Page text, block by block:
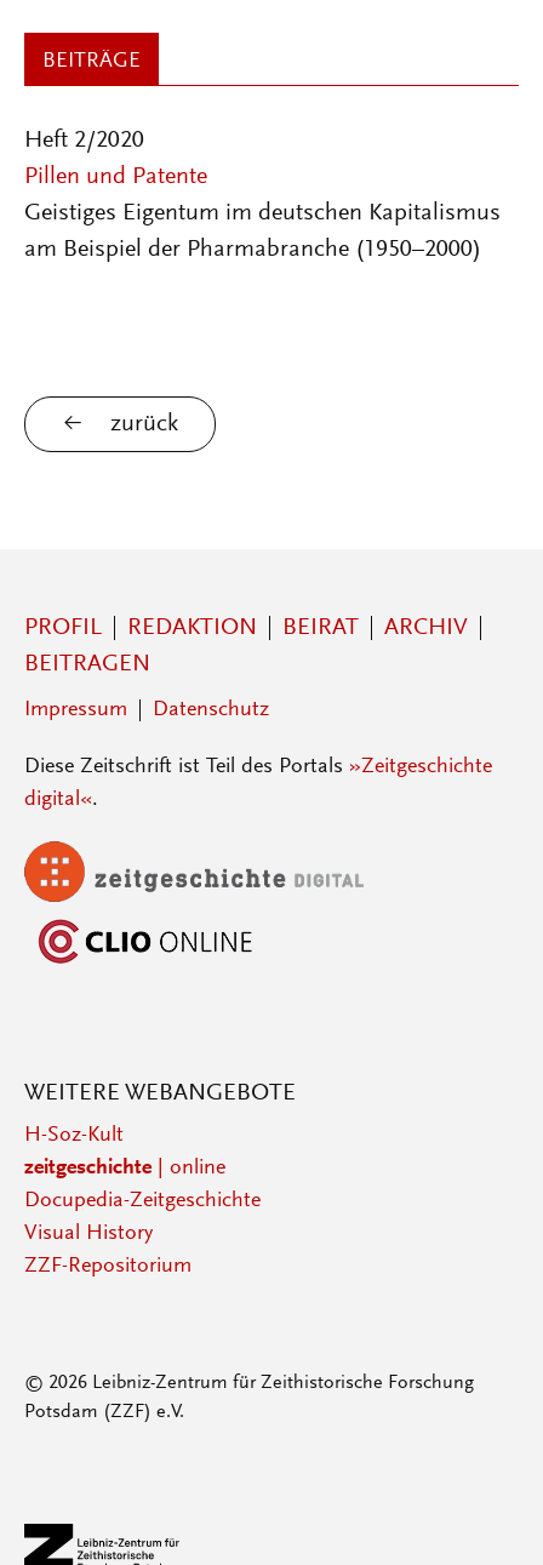
BEITRÄGE
Heft 2/2020
Pillen und Patente
Geistiges Eigentum im deutschen Kapitalismus
am Beispiel der Pharmabranche (1950–2000)
zurück
PROFIL REDAKTION BEIRAT
ARCHIV
BEITRAGEN
Impressum Datenschutz
Diese Zeitschrift ist Teil des Portals »Zeitgeschichte
digital«.
WEITERE WEBANGEBOTE
H-Soz-Kult
zeitgeschichte| online
Docupedia-Zeitgeschichte
Visual History
ZZF-Repositorium
© 2026 Leibniz-Zentrum für Zeithistorische Forschung
Potsdam (ZZF) e.V.